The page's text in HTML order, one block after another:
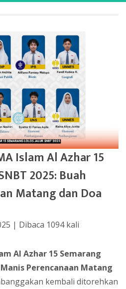
Islam Al Azhar 15
2025: Buah
Matang dan Doa
| Dibaca 1094 kali
Al Azhar 15 Semarang
Manis Perencanaan Matang
kembali ditorehkan